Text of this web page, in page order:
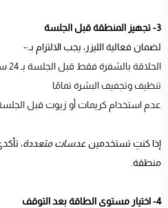
3- تجهيز المنطقة قبل الجلسة
لضمان فعالية الليزر، يجب الالتزام بـ:-
الحلاقة بالشفرة فقط قبل الجلسة بـ 24 ساعة
تنظيف وتجفيف البشرة تمامًا
عدم استخدام كريمات أو زيوت قبل
إذا كنتِ تستخدمينعدسات متعددة،
منطقة.
4- اختيار مستوى الطاقة بعد التوقف